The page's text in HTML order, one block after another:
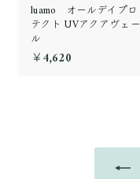
luamo オールデイプロ
テクト UVアクアヴェー
ル
￥4,620